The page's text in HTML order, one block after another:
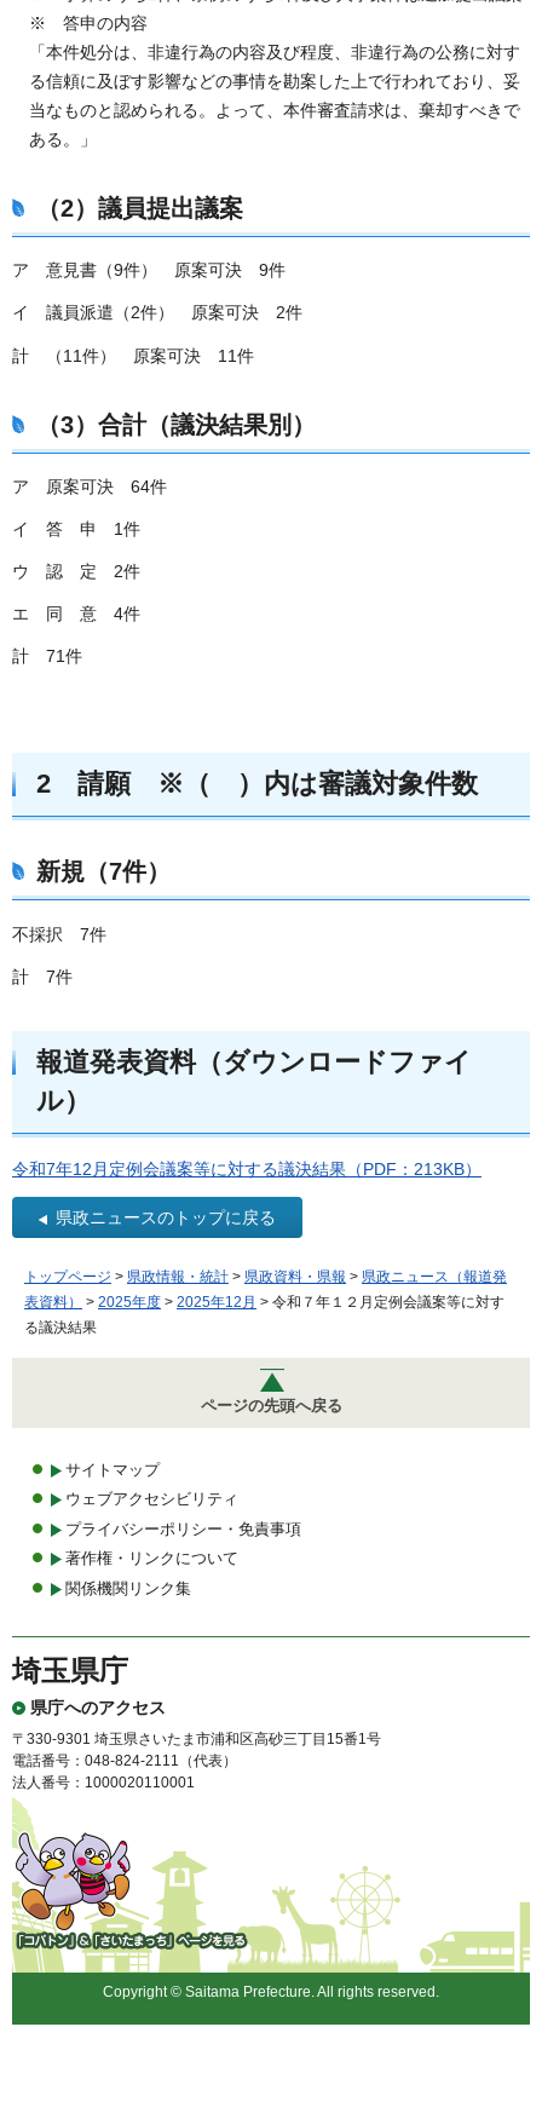
※ 答申の内容
「本件処分は、非違行為の内容及び程度、非違行為の公務に対す
る信頼に及ぼす影響などの事情を勘案した上で行われており、妥
当なものと認められる。よって、本件審査請求は、棄却すべきで
ある。」
（2）議員提出議案
ア 意見書（9件） 原案可決 9件
イ 議員派遣（2件） 原案可決 2件
計 （11件） 原案可決 11件
（3）合計（議決結果別）
ア 原案可決 64件
イ 答 申 1件
ウ 認 定 2件
エ 同 意 4件
計 71件
2 請願 ※（ ）内は審議対象件数
新規（7件）
不採択 7件
計 7件
報道発表資料（ダウンロードファイ
ル）
令和7年12月定例会議案等に対する議決結果（PDF：213KB）
県政ニュースのトップに戻る
トップページ > 県政情報・統計 > 県政資料・県報 > 県政ニュース（報道発
表資料）
> 2025年度 > 2025年12月 > 令和７年１２月定例会議案等に対す
る議決結果
ページの先頭へ戻る
サイトマップ
ウェブアクセシビリティ
プライバシーポリシー・免責事項
著作権・リンクについて
関係機関リンク集
埼玉県庁
県庁へのアクセス
〒330-9301 埼玉県さいたま市浦和区高砂三丁目15番1号
電話番号：048-824-2111（代表）
法人番号：1000020110001
「コバトン」&「さいたまっ
ち」
Copyright © Saitama Prefecture. All rights reserved.